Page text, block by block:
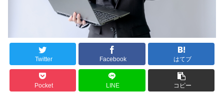
Twitter Facebook はてブ
Pocket LINE コピー